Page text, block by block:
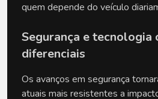
quem depende do veículo
Segurança e tecnologia
diferenciais
Os avanços em segurança
atuais mais resistentes a